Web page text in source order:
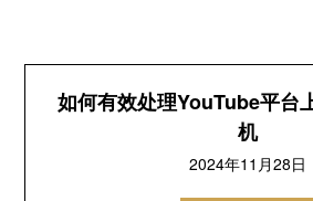
如何有效处理YouTube平台
机
2024年11月28日